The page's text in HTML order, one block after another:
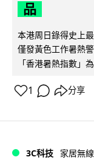
品
本港周日錄得史上
僅發黃色工作暑熱
「香港暑熱指數」
1 分享
3C科技 家居無線